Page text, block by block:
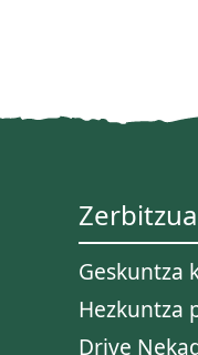
Geskuntza
Hezkuntza
Drive